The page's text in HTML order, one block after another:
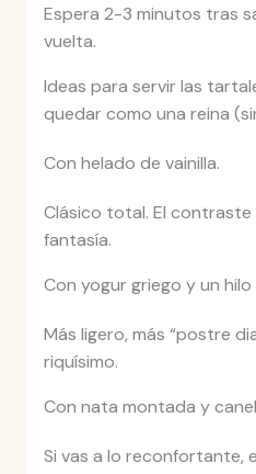
Espera 2-3 minutos tras
vuelta.
Ideas para servir las
quedar como una reina
Con helado de vainilla.
Clásico total. El
fantasía.
Con yogur griego y un hilo
Más ligero, más “postre
riquísimo.
Con nata montada y
Si vas a lo reconfortante,